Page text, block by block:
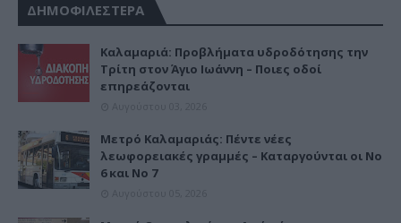
ΔΗΜΟΦΙΛΕΣΤΕΡΑ
Καλαμαριά: Προβλήματα υδροδότησης την
Τρίτη στον Άγιο Ιωάννη – Ποιες οδοί
επηρεάζονται
Μετρό Καλαμαριάς: Πέντε νέες
λεωφορειακές γραμμές – Καταργούνται οι Νο
6 και Νο 7